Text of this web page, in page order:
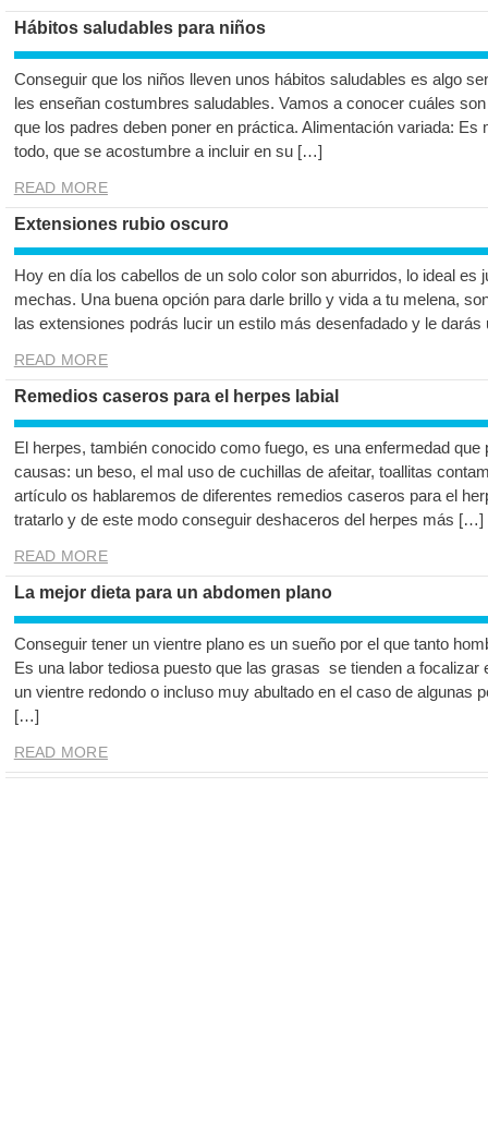
Hábitos saludables para niños
Conseguir que los niños lleven unos hábitos saludables es algo
les enseñan costumbres saludables. Vamos a conocer cuáles
que los padres deben poner en práctica. Alimentación variada: Es
todo, que se acostumbre a incluir en su […]
READ MORE
Extensiones rubio oscuro
Hoy en día los cabellos de un solo color son aburridos, lo ideal es
mechas. Una buena opción para darle brillo y vida a tu melena,
las extensiones podrás lucir un estilo más desenfadado y le
READ MORE
Remedios caseros para el herpes labial
El herpes, también conocido como fuego, es una enfermedad
causas: un beso, el mal uso de cuchillas de afeitar, toallitas
artículo os hablaremos de diferentes remedios caseros para el
tratarlo y de este modo conseguir deshaceros del herpes más […]
READ MORE
La mejor dieta para un abdomen plano
Conseguir tener un vientre plano es un sueño por el que tanto
Es una labor tediosa puesto que las grasas se tienden a focalizar
un vientre redondo o incluso muy abultado en el caso de algunas
[…]
READ MORE